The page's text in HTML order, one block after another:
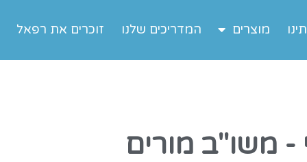
מוצרים המדריכים שלנו זוכרים את רפאל
- משו"ב מורים